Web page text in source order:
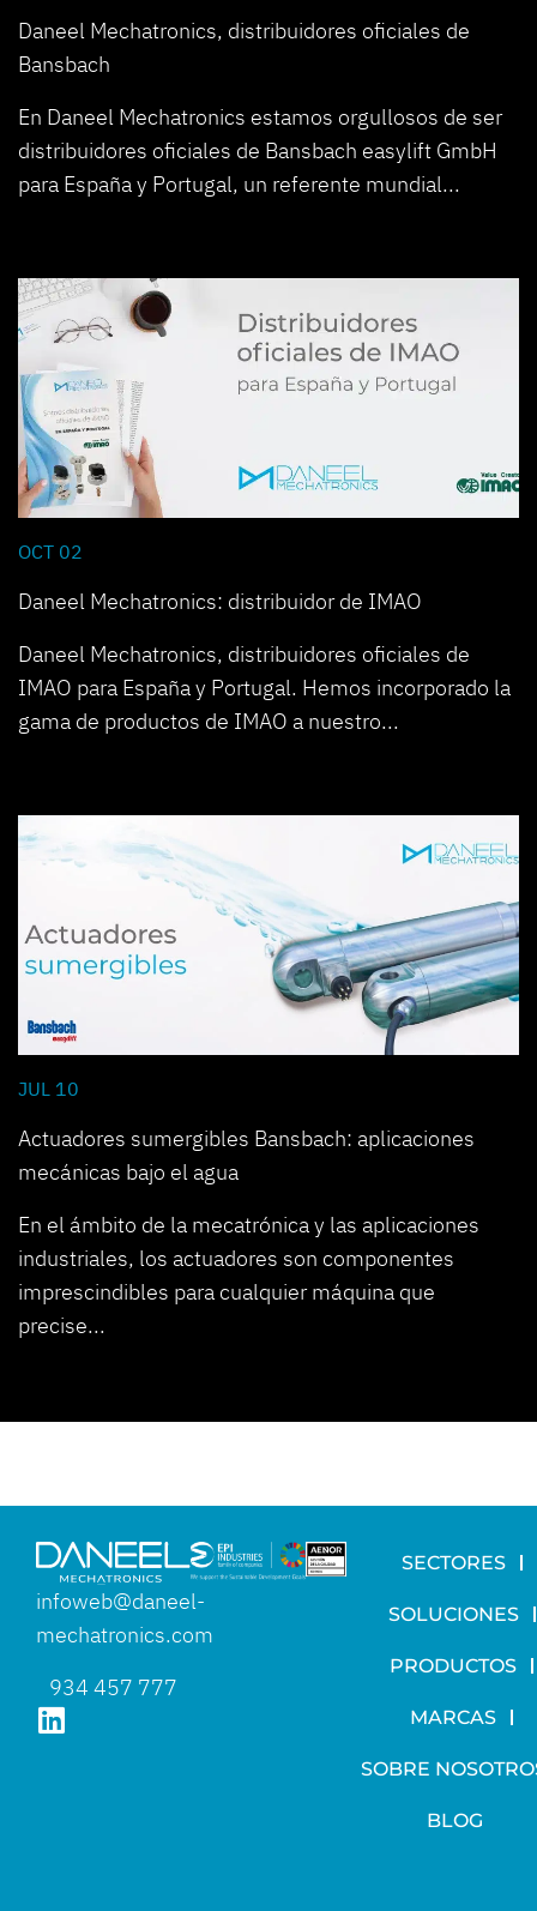
Daneel Mechatronics, distribuidores oficiales de
Bansbach
En Daneel Mechatronics estamos orgullosos de ser
distribuidores oficiales de Bansbach easylift GmbH
para España y Portugal, un referente mundial...
OCT 02
Daneel Mechatronics: distribuidor de IMAO
Daneel Mechatronics, distribuidores oficiales de
IMAO para España y Portugal. Hemos incorporado la
gama de productos de IMAO a nuestro...
JUL 10
Actuadores sumergibles Bansbach: aplicaciones
mecánicas bajo el agua
En el ámbito de la mecatrónica y las aplicaciones
industriales, los actuadores son componentes
imprescindibles para cualquier máquina que
precise...
infoweb@daneel-
mechatronics.com
934 457 777
SECTORES
SOLUCIONES
PRODUCTOS
MARCAS
SOBRE
BLOG